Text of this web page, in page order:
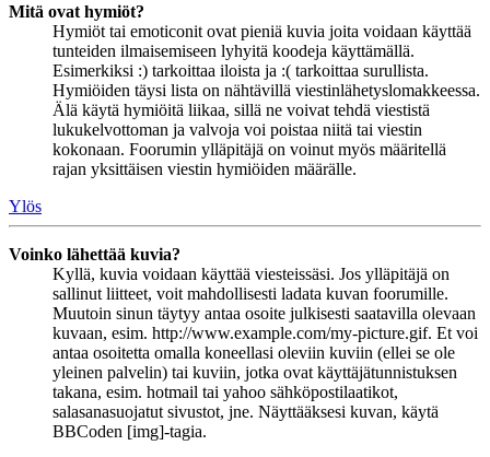
Mitä ovat hymiöt?
Hymiöt tai emoticonit ovat pieniä kuvia joita voidaan käyttää
tunteiden ilmaisemiseen lyhyitä koodeja käyttämällä.
Esimerkiksi :) tarkoittaa iloista ja :( tarkoittaa surullista.
Hymiöiden täysi lista on nähtävillä viestinlähetyslomakkeessa.
Älä käytä hymiöitä liikaa, sillä ne voivat tehdä viestistä
lukukelvottoman ja valvoja voi poistaa niitä tai viestin
kokonaan. Foorumin ylläpitäjä on voinut myös määritellä
rajan yksittäisen viestin hymiöiden määrälle.
Ylös
Voinko lähettää kuvia?
Kyllä, kuvia voidaan käyttää viesteissäsi. Jos ylläpitäjä on
sallinut liitteet, voit mahdollisesti ladata kuvan foorumille.
Muutoin sinun täytyy antaa osoite julkisesti saatavilla olevaan
kuvaan, esim. http://www.example.com/my-picture.gif. Et voi
antaa osoitetta omalla koneellasi oleviin kuviin (ellei se ole
yleinen palvelin) tai kuviin, jotka ovat käyttäjätunnistuksen
takana, esim. hotmail tai yahoo sähköpostilaatikot,
salasanasuojatut sivustot, jne. Näyttääksesi kuvan, käytä
BBCoden [img]-tagia.